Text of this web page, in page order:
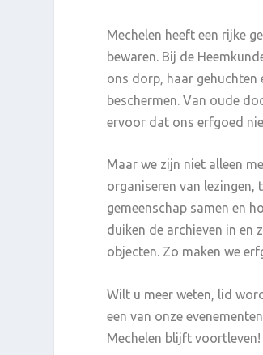
Mechelen heeft een rijke
bewaren. Bij de
ons dorp, haar gehuchten
beschermen. Van oude
ervoor dat ons erfgoed
Maar we zijn niet alleen
organiseren van lezingen,
gemeenschap samen en
duiken de archieven in
objecten. Zo maken we
Wilt u meer weten, lid
een van onze
Mechelen blijft voortleven!